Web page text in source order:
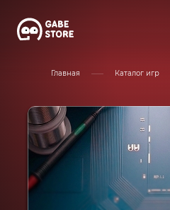
Главная Каталог игр